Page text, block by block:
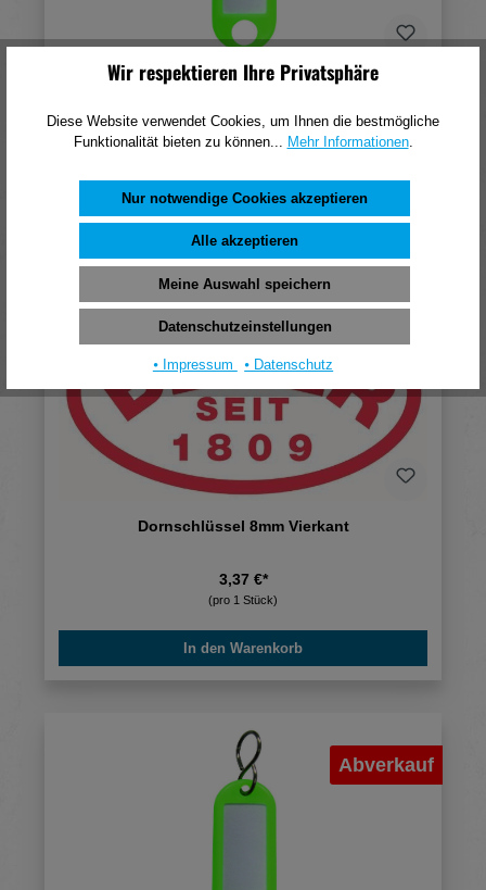
HSI Schlüsselanhänger mit Loch dunkelblau lose
0,31 €*
In den Warenkorb
Dornschlüssel 8mm Vierkant
3,37 €*
(pro 1 Stück)
In den Warenkorb
Abverkauf
Wir respektieren Ihre Privatsphäre
Diese Website verwendet Cookies, um Ihnen die bestmögliche
Funktionalität bieten zu können... Mehr Informationen.
Nur notwendige Cookies akzeptieren
Alle akzeptieren
Meine Auswahl speichern
Datenschutzeinstellungen
⦁ Impressum ⦁ Datenschutz